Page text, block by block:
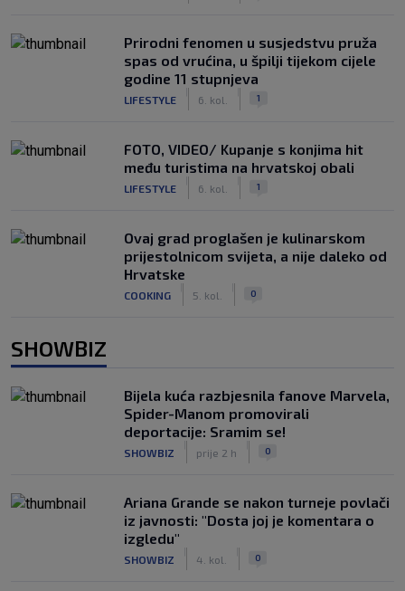
Prirodni fenomen u susjedstvu pruža
spas od vrućina, u špilji tijekom cijele
godine 11 stupnjeva
LIFESTYLE 6. kol. 1
FOTO, VIDEO/ Kupanje s konjima hit
među turistima na hrvatskoj obali
LIFESTYLE 6. kol. 1
Ovaj grad proglašen je kulinarskom
prijestolnicom svijeta, a nije daleko od
Hrvatske
COOKING 5. kol. 0
SHOWBIZ
Bijela kuća razbjesnila fanove Marvela,
Spider-Manom promovirali
deportacije: Sramim se!
SHOWBIZ prije 2 h 0
Ariana Grande se nakon turneje povlači
iz javnosti: "Dosta joj je komentara o
izgledu"
SHOWBIZ 4. kol. 0